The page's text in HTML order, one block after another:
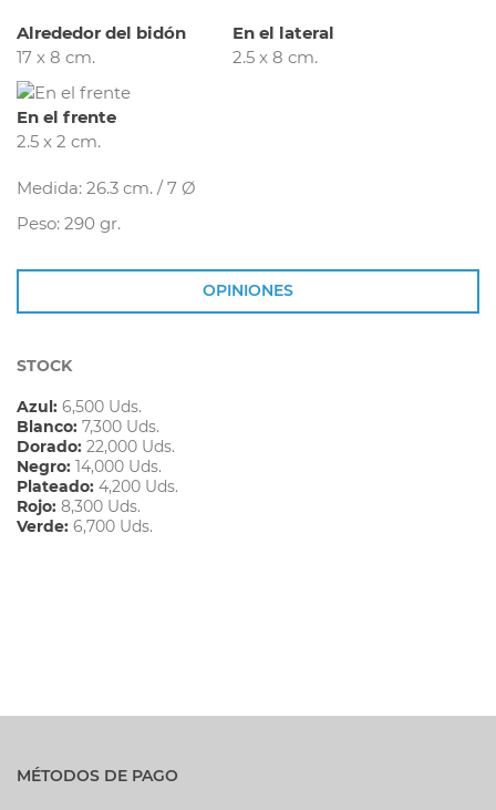
Alrededor del bidón
17 x 8 cm.
En el lateral
2.5 x 8 cm.
En el frente
2.5 x 2 cm.
Medida: 26.3 cm. / 7 Ø
Peso: 290 gr.
OPINIONES
STOCK
Azul: 6,500 Uds.
Blanco: 7,300 Uds.
Dorado: 22,000 Uds.
Negro: 14,000 Uds.
Plateado: 4,200 Uds.
Rojo: 8,300 Uds.
Verde: 6,700 Uds.
MÉTODOS DE PAGO